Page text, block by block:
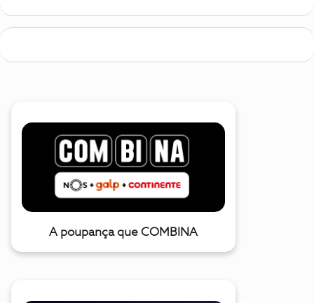
A poupança que COMBINA